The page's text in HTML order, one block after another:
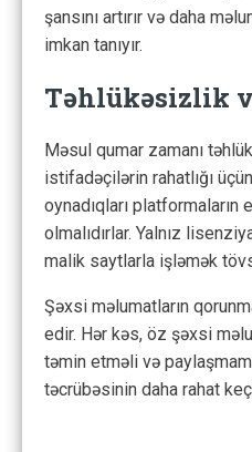
şansını artırır və daha
imkan tanıyır.
Təhlükəsizlik
Məsul qumar zamanı
istifadəçilərin rahatlığı
oynadıqları platformaların
olmalıdırlar. Yalnız
malik saytlarla işləmək
Şəxsi məlumatların
edir. Hər kəs, öz şəxsi
təmin etməli və
təcrübəsinin daha rahat